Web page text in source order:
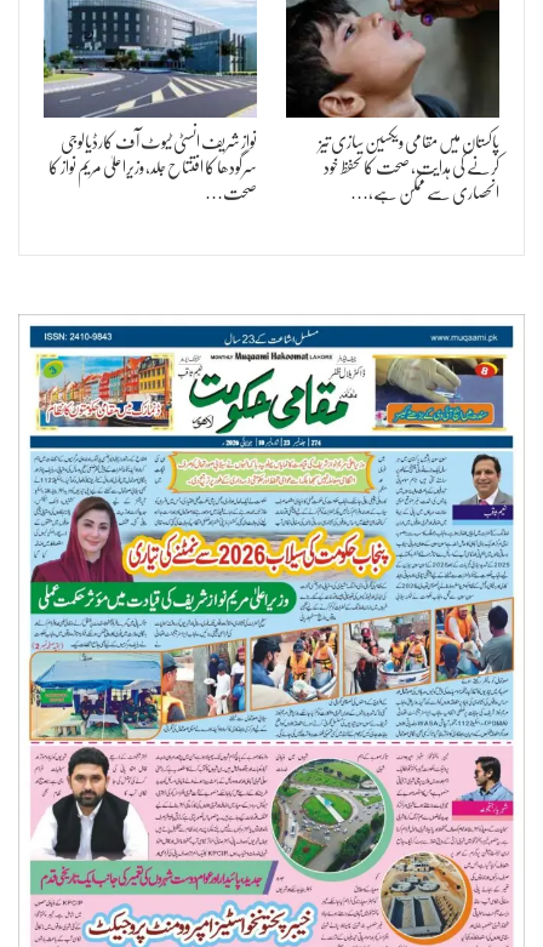
پاکستان میں مقامی ویکسین سازی تیز
کرنے کی ہدایت، صحت کا تحفظ خود
انحصاری سے ممکن ہے،…
نواز شریف انسٹی ٹیوٹ آف کارڈیالوجی
سرگودھا کا افتتاح جلد، وزیراعلیٰ مریم نواز کا
صحت…